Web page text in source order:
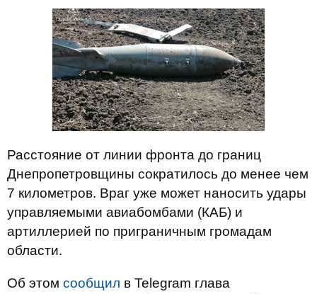
Расстояние от линии фронта до границ
Днепропетровщины сократилось до менее чем
7 километров. Враг уже может наносить удары
управляемыми авиабомбами (КАБ) и
артиллерией по приграничным громадам
области.
Об этом сообщил в Telegram глава